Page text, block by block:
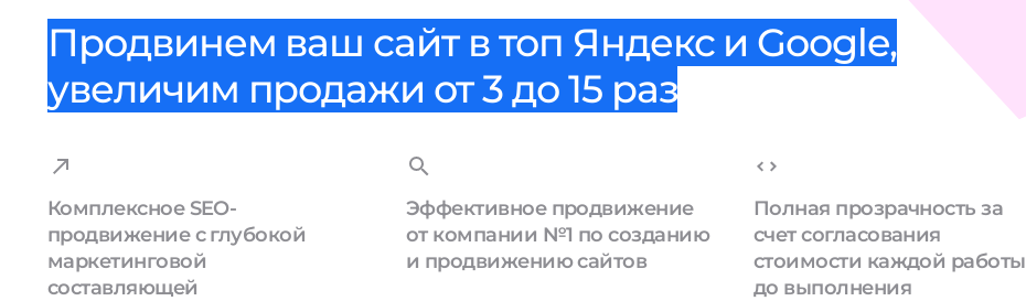
Продвинем ваш сайт в топ Яндекс и Google,
увеличим продажи от 3 до 15 раз
Комплексное SEO-
продвижение с глубокой
маркетинговой
составляющей
Эффективное продвижение
от компании №1 по созданию
и продвижению сайтов
Полная прозрачность за
счет согласования
стоимости каждой работы
до выполнения